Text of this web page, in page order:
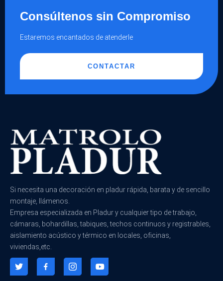
Consúltenos sin Compromiso
Estaremos encantados de atenderle
CONTACTAR
Si necesita una decoración en pladur rápida, barata y de sencillo
montaje, llámenos.
Empresa especializada en Pladur y cualquier tipo de trabajo,
cámaras, bohardillas, tabiques, techos continuos y registrables,
aislamiento acústico y térmico en locales, oficinas,
viviendas,etc.